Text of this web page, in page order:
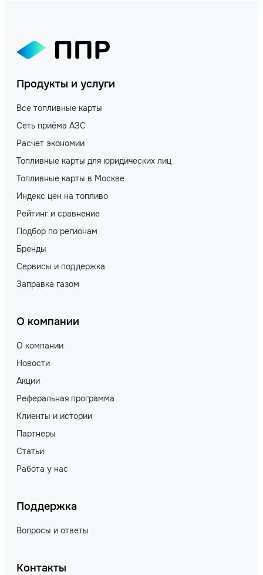
Продукты и услуги
Все топливные карты
Сеть приёма АЗС
Расчет экономии
Топливные карты для юридических лиц
Топливные карты в Москве
Индекс цен на топливо
Рейтинг и сравнение
Подбор по регионам
Бренды
Сервисы и поддержка
Заправка газом
О компании
О компании
Новости
Акции
Реферальная программа
Клиенты и истории
Партнеры
Статьи
Работа у нас
Поддержка
Вопросы и ответы
Контакты